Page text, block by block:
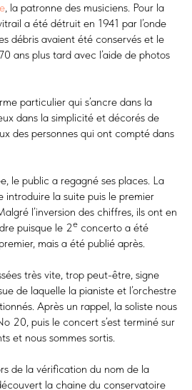
, la patronne des musiciens. Pour la
a été détruit en 1941 par l’onde
débris avaient été conservés et le
ans plus tard avec l’aide de photos
particulier qui s’ancre dans la
dans la simplicité et décorés de
des personnes qui ont compté dans
le public a regagné ses places. La
introduire la suite puis le premier
l’inversion des chiffres, ils ont en
puisque le 2e concerto a été
mais a été publié après.
très vite, trop peut-être, signe
de laquelle la pianiste et l’orchestre
Après un rappel, la soliste nous
20, puis le concert s’est terminé sur
et nous sommes sortis.
de la vérification du nom de la
la chaine du conservatoire